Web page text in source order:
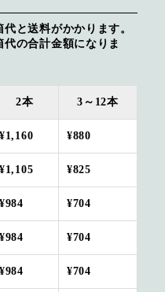
と送料がかかります。
の合計金額になりま
2本 3～12本
¥1,160 ¥880
¥1,105 ¥825
¥984 ¥704
¥984 ¥704
¥984 ¥704